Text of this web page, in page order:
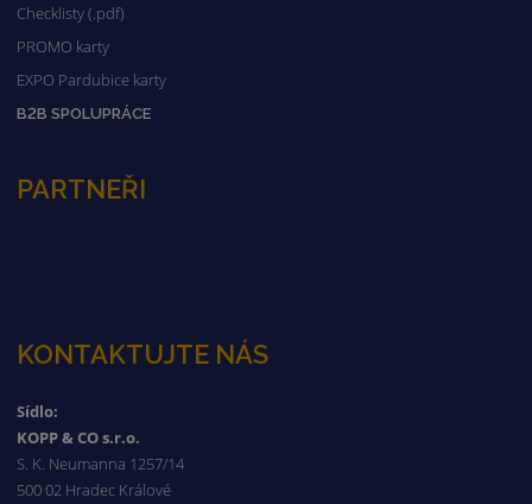
Checklisty (.pdf)
PROMO karty
EXPO Pardubice karty
B2B SPOLUPRÁCE
PARTNEŘI
KONTAKTUJTE NÁS
Sídlo:
KOPP & CO s.r.o.
S. K. Neumanna 1257/14
500 02 Hradec Králové